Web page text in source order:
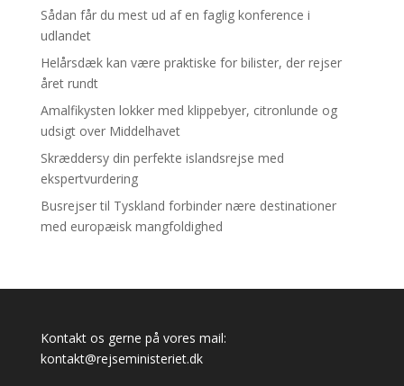
Sådan får du mest ud af en faglig konference i
udlandet
Helårsdæk kan være praktiske for bilister, der rejser
året rundt
Amalfikysten lokker med klippebyer, citronlunde og
udsigt over Middelhavet
Skræddersy din perfekte islandsrejse med
ekspertvurdering
Busrejser til Tyskland forbinder nære destinationer
med europæisk mangfoldighed
Kontakt os gerne på vores mail:
kontakt@rejseministeriet.dk